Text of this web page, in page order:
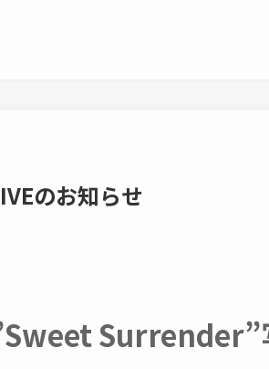
のお知らせ
Surrender”